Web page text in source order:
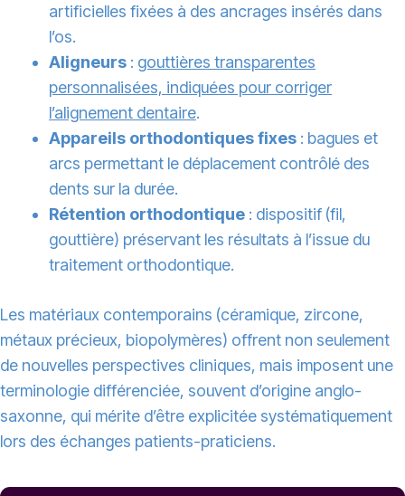
artificielles fixées à des ancrages insérés dans
l’os.
Aligneurs : gouttières transparentes
personnalisées, indiquées pour corriger
l’alignement dentaire.
Appareils orthodontiques fixes : bagues et
arcs permettant le déplacement contrôlé des
dents sur la durée.
Rétention orthodontique : dispositif (fil,
gouttière) préservant les résultats à l’issue du
traitement orthodontique.
Les matériaux contemporains (céramique, zircone,
métaux précieux, biopolymères) offrent non seulement
de nouvelles perspectives cliniques, mais imposent une
terminologie différenciée, souvent d’origine anglo-
saxonne, qui mérite d’être explicitée systématiquement
lors des échanges patients-praticiens.